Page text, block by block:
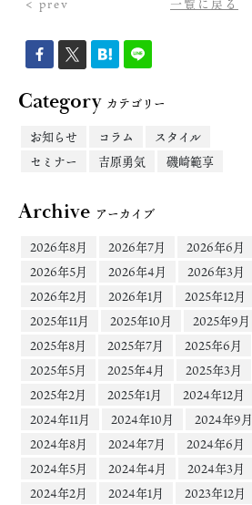
< prev 一覧に戻る
Categoryカテゴリー
お知らせ
コラム
スタイル
セミナー
吉原勇気 磯崎範享
Archive アーカイブ
2026年8月
2026年7月
2026年6月
2026年5月
2026年4月
2026年3月
2026年2月
2026年1月
2025年12月
2025年11月
2025年10月
2025年9月
2025年8月
2025年7月
2025年6月
2025年5月
2025年4月
2025年3月
2025年2月
2025年1月
2024年12月
2024年11月
2024年10月
2024年9月
2024年8月
2024年7月
2024年6月
2024年5月
2024年4月
2024年3月
2024年2月
2024年1月
2023年12月